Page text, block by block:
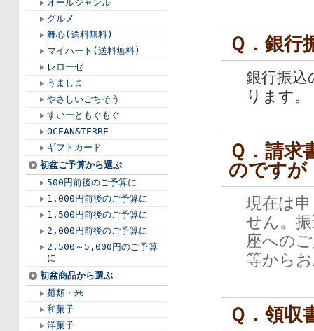
オールジャンル
グルメ
舞心(送料無料)
マイハート(送料無料)
レローゼ
うましま
やさしいごちそう
すいーともぐもぐ
OCEAN&TERRE
ギフトカード
初盆ご予算から選ぶ
500円前後のご予算に
1,000円前後のご予算に
1,500円前後のご予算に
2,000円前後のご予算に
2,500～5,000円のご予算
に
初盆商品から選ぶ
麺類・米
和菓子
洋菓子
Ｑ．銀行
銀行振込
ります
Ｑ．請求
のですが
現在は
せん。
座への
等から
Ｑ．領収